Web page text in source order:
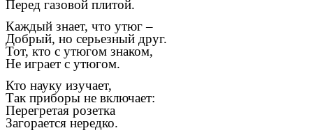
Перед газовой плитой.
Каждый знает, что утюг –
Добрый, но серьезный друг.
Тот, кто с утюгом знаком,
Не играет с утюгом.
Кто науку изучает,
Так приборы не включает:
Перегретая розетка
Загорается нередко.